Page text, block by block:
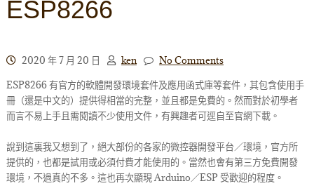
PHP 語言
隱私權政策
ESP8266
2020 年 7 月 20 日 ken
No Comments
ESP8266 有官方的軟體開發環境套件及應用函式庫等套件，其包含使用手
冊（還是中文的）提供得相當的完整，並且都是免費的。然而對於初學者
而言不易上手且需閱讀不少使用文件，有興趣者可逕自至官網下載。
說到這裏我又想到了，絕大部份的各家的微控器開發平台／環境，官方所
提供的，也都是試用或必須付費才能使用的。當然也會有第三方免費開發
環境，不過真的不多。這也再次顯現 Arduino／ESP 受歡迎的程度。